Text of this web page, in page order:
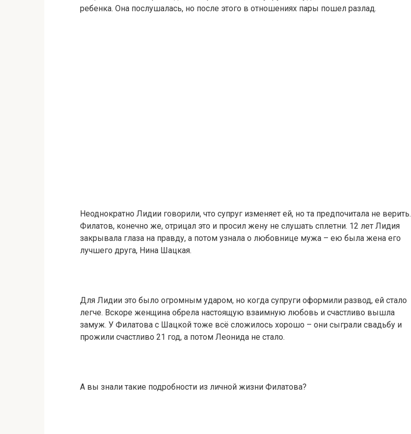
ребенка. Она послушалась, но после этого в отношениях пары пошел разлад.
Неоднократно Лидии говорили, что супруг изменяет ей, но та предпочитала не верить.
Филатов, конечно же, отрицал это и просил жену не слушать сплетни. 12 лет Лидия
закрывала глаза на правду, а потом узнала о любовнице мужа – ею была жена его
лучшего друга, Нина Шацкая.
Для Лидии это было огромным ударом, но когда супруги оформили развод, ей стало
легче. Вскоре женщина обрела настоящую взаимную любовь и счастливо вышла
замуж. У Филатова с Шацкой тоже всё сложилось хорошо – они сыграли свадьбу и
прожили счастливо 21 год, а потом Леонида не стало.
А вы знали такие подробности из личной жизни Филатова?